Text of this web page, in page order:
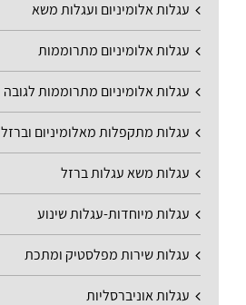
עגלות אלומיניום ועגלות משא
עגלות אלומיניום מתרוממות
עגלות אלומיניום מתרוממות לגובה
עגלות מתקפלות מאלומיניום וברזל
עגלות משא עגלות ברזל
עגלות מיוחדות-עגלות שינוע
עגלות שירות מפלסטיק ומתכת
עגלות אוניברסליות